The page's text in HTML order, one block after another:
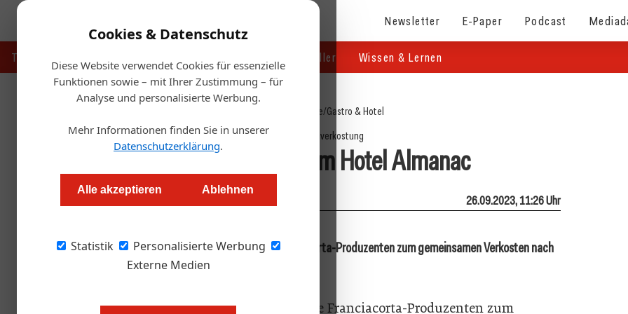
Cookies & Datenschutz
Diese Website verwendet Cookies für essenzielle
Funktionen sowie – mit Ihrer Zustimmung – für
Analyse und personalisierte Werbung.
Mehr Informationen finden Sie in unserer
Datenschutzerklärung.
Alle akzeptieren Ablehnen
Statistik
Personalisierte Werbung
Externe Medien
Newsletter E-Paper Podcast
Touristik Handel & Hersteller Wissen & Lernen
Startseite/Gastro & Hotel
Fachverkostung
Franciacorta im Hotel Almanac
Redaktion.OEGZ 26.09.2023, 11:26 Uhr
Am 16. Oktober laden 17 italienische Franciacorta-Produzenten zum gemeinsamen Verkosten nach
Wien. Der Eintritt ist für Fachpublikum frei.
Am 16. Oktober laden 17 italienische Franciacorta-Produzenten zum